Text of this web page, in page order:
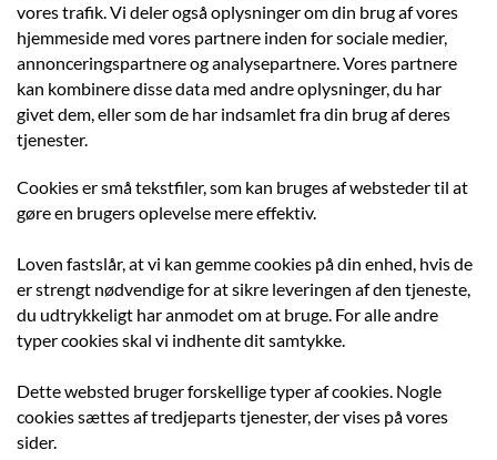
vores trafik. Vi deler også oplysninger om din brug af vores
hjemmeside med vores partnere inden for sociale medier,
annonceringspartnere og analysepartnere. Vores partnere
kan kombinere disse data med andre oplysninger, du har
givet dem, eller som de har indsamlet fra din brug af deres
tjenester.
Cookies er små tekstfiler, som kan bruges af websteder til at
gøre en brugers oplevelse mere effektiv.
Loven fastslår, at vi kan gemme cookies på din enhed, hvis de
er strengt nødvendige for at sikre leveringen af den tjeneste,
du udtrykkeligt har anmodet om at bruge. For alle andre
typer cookies skal vi indhente dit samtykke.
Dette websted bruger forskellige typer af cookies. Nogle
cookies sættes af tredjeparts tjenester, der vises på vores
sider.